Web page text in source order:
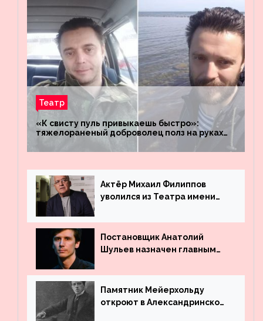
Театр
«К свисту пуль привыкаешь быстро»:
тяжелораненый доброволец полз на руках
четыре километра через заминированное
поле
Актёр Михаил Филиппов
уволился из Театра имени
Постановщик Анатолий
Шульев назначен главным
Вахтангова
Памятник Мейерхольду
откроют в Александринском